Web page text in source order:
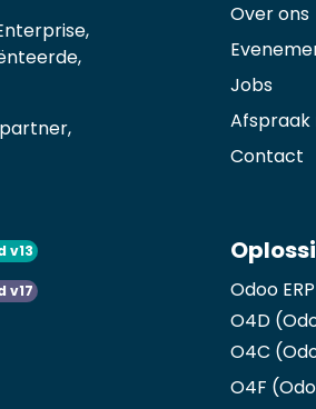
v13
v17
Over ons
Jobs
Afspraak
Contact
Odoo ERP
O4D
O4C
O4F